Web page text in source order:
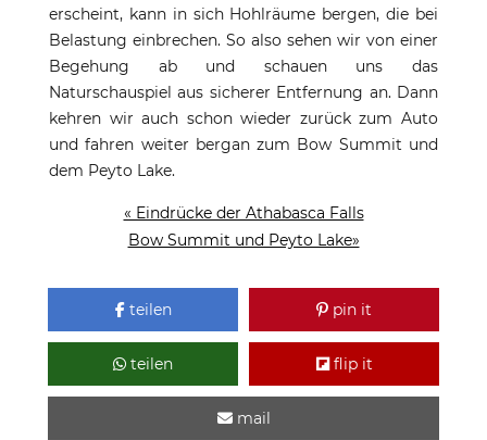
erscheint, kann in sich Hohlräume bergen, die bei
Belastung einbrechen. So also sehen wir von einer
Begehung ab und schauen uns das
Naturschauspiel aus sicherer Entfernung an. Dann
kehren wir auch schon wieder zurück zum Auto
und fahren weiter bergan zum Bow Summit und
dem Peyto Lake.
« Eindrücke der Athabasca Falls
Bow Summit und Peyto Lake»
teilen pin it
teilen flip it
mail